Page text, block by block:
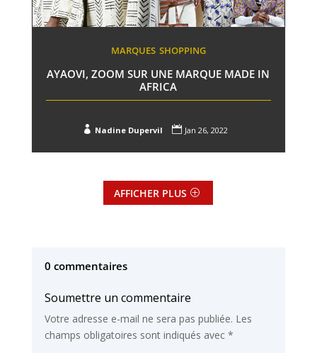
MARQUES SHOPPING
AYAOVI, ZOOM SUR UNE MARQUE MADE IN
AFRICA
 Nadine Dupervil  Jan 26, 2022
AFFICHER PLUS
0 commentaires
Soumettre un commentaire
Votre adresse e-mail ne sera pas publiée. Les
champs obligatoires sont indiqués avec *